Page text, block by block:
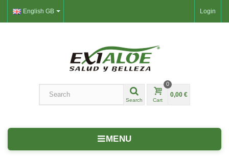
Login
English GB
Search Cart
0
0,00 €
MENU